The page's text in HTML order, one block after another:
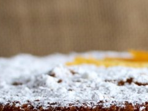
Κρέας Πουλερικά